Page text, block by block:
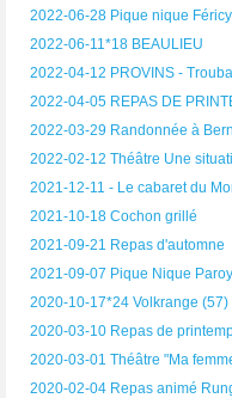
2022-06-28 Pique nique Féricy
2022-06-11*18 BEAULIEU
2022-04-12 PROVINS -
2022-04-05 REPAS DE
2022-03-29 Randonnée à
2022-02-12 Théâtre Une
2021-12-11 - Le cabaret du
2021-10-18 Cochon grillé
2021-09-21 Repas d'automne
2021-09-07 Pique Nique Paroy
2020-10-17*24 Volkrange (57)
2020-03-10 Repas de
2020-03-01 Théâtre "Ma
2020-02-04 Repas animé